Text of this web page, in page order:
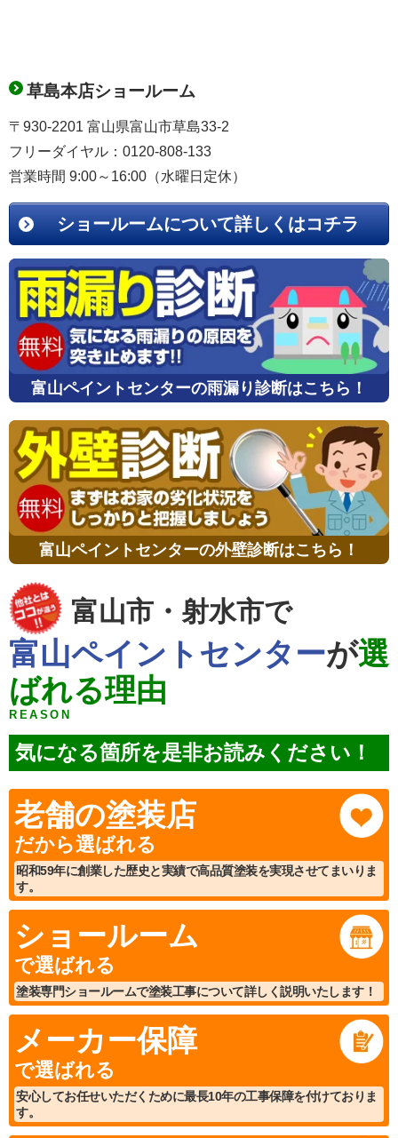
草島本店ショールーム
〒930-2201 富山県富山市草島33-2
フリーダイヤル：0120-808-133
営業時間 9:00～16:00（水曜日定休）
ショールームについて詳しくはコチラ
富山ペイントセンターの雨漏り診断はこちら！
富山ペイントセンターの外壁診断はこちら！
富山市・射水市で
富山ペイントセンターが選
ばれる理由
REASON
気になる箇所を是非お読みください！
老舗の塗装店
だから選ばれる
昭和59年に創業した歴史と実績で高品質塗装を実現させてまいりま
す。
ショールーム
で選ばれる
塗装専門ショールームで塗装工事について詳しく説明いたします！
メーカー保障
で選ばれる
安心してお任せいただくために最長10年の工事保障を付けておりま
す。